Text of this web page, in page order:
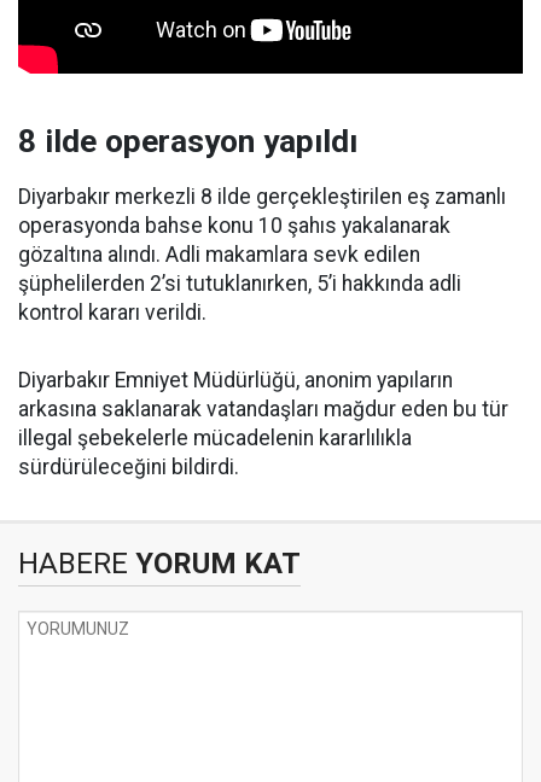
8 ilde operasyon yapıldı
Diyarbakır merkezli 8 ilde gerçekleştirilen eş zamanlı
operasyonda bahse konu 10 şahıs yakalanarak
gözaltına alındı. Adli makamlara sevk edilen
şüphelilerden 2’si tutuklanırken, 5’i hakkında adli
kontrol kararı verildi.
Diyarbakır Emniyet Müdürlüğü, anonim yapıların
arkasına saklanarak vatandaşları mağdur eden bu tür
illegal şebekelerle mücadelenin kararlılıkla
sürdürüleceğini bildirdi.
HABERE YORUM KAT